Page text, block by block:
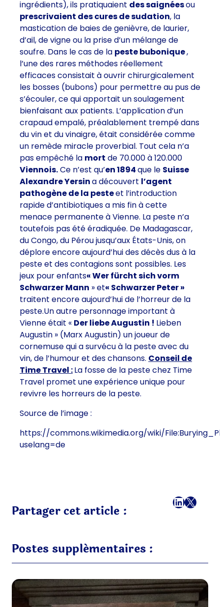
ingrédients), ils pratiquaient des saignéesou
prescrivaient des cures de sudation, la
mastication de baies de genièvre, de laurier,
d’ail, de vigne ou la prise d’un mélange de
soufre. Dans le cas de la peste bubonique,
l’une des rares méthodes réellement
efficaces consistait à ouvrir chirurgicalement
les bosses (bubons) pour permettre au pus de
s’écouler, ce qui apportait un soulagement
bienfaisant aux patients. L’application d’un
crapaud empalé, préalablement trempé dans
du vin et du vinaigre, était considérée comme
un remède miracle proverbial. Tout cela n’a
pas empêché la mort de 70.000 à 120.000
Viennois.Ce n’est qu’en 1894que le Suisse
Alexandre Yersina découvert l’agent
pathogène de la pesteet l’introduction
rapide d’antibiotiques a mis fin à cette
menace permanente à Vienne. La peste n’a
toutefois pas été éradiquée. De Madagascar,
du Congo, du Pérou jusqu’aux États-Unis, on
déplore encore aujourd’hui des décès dus à la
peste et des contagions sont possibles. Les
jeux pour enfants« Wer fürcht sich vorm
Schwarzer Mann » et« Schwarzer Peter »
traitent encore aujourd’hui de l’horreur de la
peste.Un autre personnage important à
Vienne était « Der liebe Augustin ! Lieben
Augustin » (Marx Augustin) un joueur de
cornemuse qui a survécu à la peste avec du
vin, de l’humour et des chansons. Conseil de
Time Travel :La fosse de la peste chez Time
Travel promet une expérience unique pour
revivre les horreurs de la peste.
Source de l’image :
https://commons.wikimedia.org/wiki/
uselang=de
Partager cet article :
Facebook
LinkedIn
X E-
Postes supplémentaires :